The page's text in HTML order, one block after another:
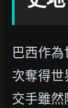
巴西作
次奪得
交手雖